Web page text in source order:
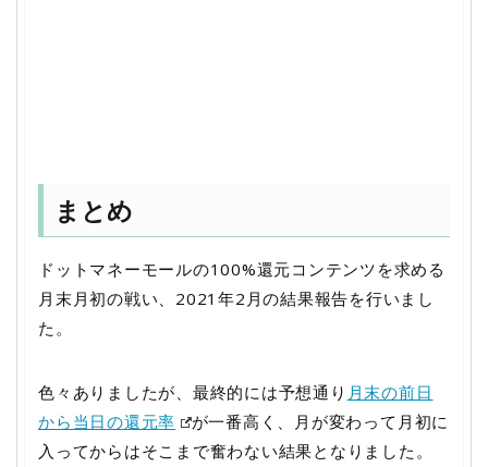
まとめ
ドットマネーモールの100%還元コンテンツを求める
月末月初の戦い、2021年2月の結果報告を行いまし
た。
色々ありましたが、最終的には予想通り 月末の前日
から当日の還元率
が一番高く、月が変わって月初に
入ってからはそこまで奮わない結果となりました。